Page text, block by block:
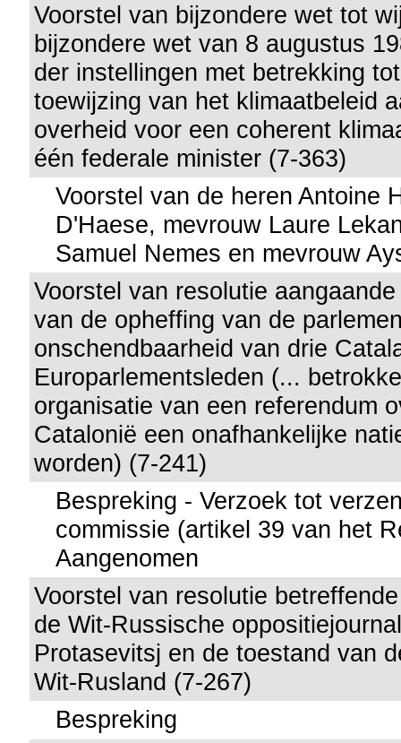
Voorstel van bijzondere wet tot
bijzondere wet van 8 augustus
der instellingen met betrekking
toewijzing van het klimaatbeleid
overheid voor een coherent
één federale minister (7-363)
Voorstel van de heren Antoine
D'Haese, mevrouw Laure
Samuel Nemes en mevrouw
Voorstel van resolutie
van de opheffing van de
onschendbaarheid van drie
Europarlementsleden (...
organisatie van een referendum
Catalonië een onafhankelijke
worden) (7-241)
Bespreking - Verzoek tot
commissie (artikel 39 van het
Aangenomen
Voorstel van resolutie
de Wit-Russische
Protasevitsj en de toestand van
Wit-Rusland (7-267)
Bespreking